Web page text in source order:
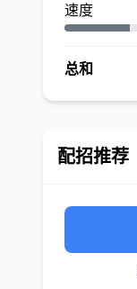
速度
总和
配招推荐